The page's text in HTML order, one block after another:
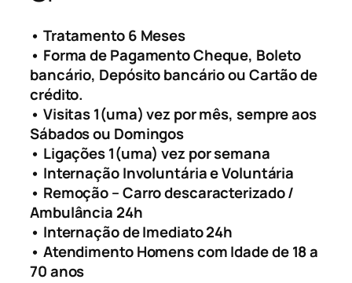
• Tratamento 6 Meses
• Forma de Pagamento Cheque, Boleto
bancário, Depósito bancário ou Cartão de
crédito.
• Visitas 1(uma) vez por mês, sempre aos
Sábados ou Domingos
• Ligações 1(uma) vez por semana
• Internação Involuntária e Voluntária
• Remoção – Carro descaracterizado /
Ambulância 24h
• Internação de Imediato 24h
• Atendimento Homens com Idade de 18 a
70 anos